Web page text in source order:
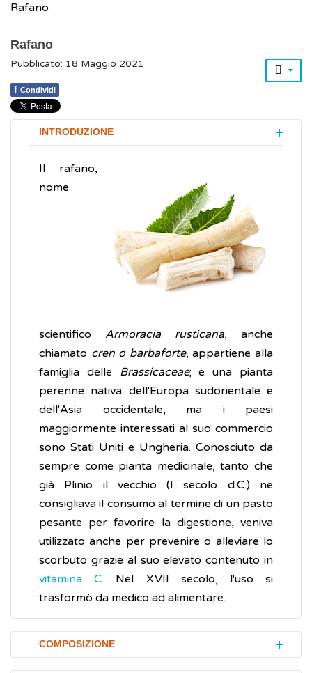
Rafano
Rafano
Pubblicato: 18 Maggio 2021
f Condividi
INTRODUZIONE
Il rafano,
nome
scientifico Armoracia rusticana, anche
chiamato cren o barbaforte, appartiene alla
famiglia delle Brassicaceae; è una pianta
perenne nativa dell'Europa sudorientale e
dell'Asia occidentale, ma i paesi
maggiormente interessati al suo commercio
sono Stati Uniti e Ungheria. Conosciuto da
sempre come pianta medicinale, tanto che
già Plinio il vecchio (I secolo d.C.) ne
consigliava il consumo al termine di un pasto
pesante per favorire la digestione, veniva
utilizzato anche per prevenire o alleviare lo
scorbuto grazie al suo elevato contenuto in
vitamina C. Nel XVII secolo, l'uso si
trasformò da medico ad alimentare.
COMPOSIZIONE